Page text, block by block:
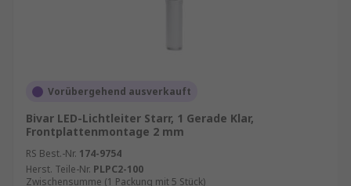
Vorübergehend ausverkauft
Bivar LED-Lichtleiter Starr, 1 Gerade Klar,
Frontplattenmontage 2 mm
RS Best.-Nr. 174-9754
Herst. Teile-Nr. PLPC2-100
Zwischensumme (1 Packung mit 5 Stück)